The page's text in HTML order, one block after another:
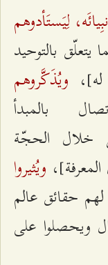
لِيَستَأدوهم
يتعلّق بالتوحيد
ويُذَكَّروهم
بالمبدأ
خلال الحجّة
ويُثيروا
حقائق عالم
ويحصلوا على